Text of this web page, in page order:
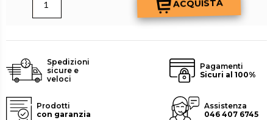
Spedizioni
sicure e
veloci
Pagamenti
Sicuri al 100%
Prodotti
con garanzia
Assistenza
046 407 6745